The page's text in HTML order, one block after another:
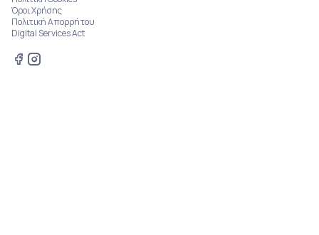
Όροι Χρήσης
Πολιτική Απορρήτου
Digital Services Act